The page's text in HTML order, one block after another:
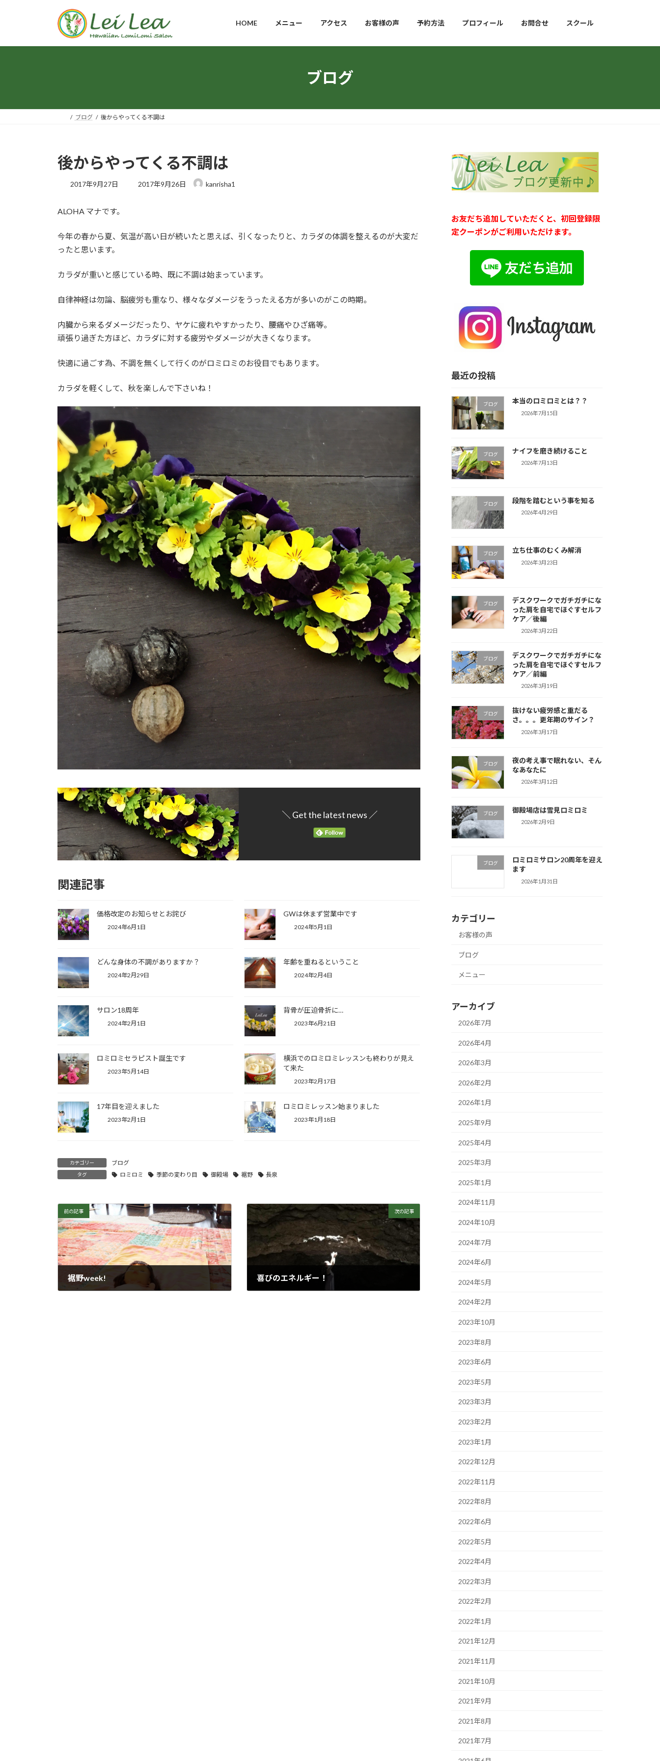
プ
動
HOME メニュー アクセス お客様の声 予約方法 プロフィール お問合せ スクール
ブログ
ブログ 後からやってくる不調は
後からやってくる不調は
2017年9月27日
最
時
:
2017年9月26日 kanrisha1
ALOHA マナです。
今年の春から夏、気温が高い日が続いたと思えば、引くなったりと、カラダの体調を整えるのが大変だ
ったと思います。
カラダが重いと感じている時、既に不調は始まっています。
自律神経は勿論、脳疲労も重なり、様々なダメージをうったえる方が多いのがこの時期。
内臓から来るダメージだったり、ヤケに疲れやすかったり、腰痛やひざ痛等。
頑張り過ぎた方ほど、カラダに対する疲労やダメージが大きくなります。
快適に過ごす為、不調を無くして行くのがロミロミのお役目でもあります。
カラダを軽くして、秋を楽しんで下さいね！
＼ Get the latest news ／
関連記事
価格改定のお知らせとお詫び
2024年6月1日
GWは休まず営業中です
2024年5月1日
どんな身体の不調がありますか？
2024年2月29日
年齢を重ねるということ
2024年2月4日
サロン18周年
2024年2月1日
背骨が圧迫骨折に…
2023年6月21日
ロミロミセラピスト誕生です
2023年5月14日
横浜でのロミロミレッスンも終わりが見え
て来た
2023年2月17日
17年目を迎えました
2023年2月1日
ロミロミレッスン始まりました
2023年1月18日
カテゴリー ブログ
タグ ロミロミ 季節の変わり目 御殿場 裾野 長泉
前の記事
裾野week!
次の記事
喜びのエネルギー！
お友だち追加していただくと、初回登録限
定クーポンがご利用いただけます。
最近の投稿
ブログ 本当のロミロミとは？？
2026年7月15日
ブログ ナイフを磨き続けること
2026年7月13日
ブログ 段階を踏むという事を知る
2026年4月29日
ブログ 立ち仕事のむくみ解消
2026年3月23日
ブログ
デスクワークでガチガチにな
った肩を自宅でほぐすセルフ
ケア／後編
2026年3月22日
ブログ
デスクワークでガチガチにな
った肩を自宅でほぐすセルフ
ケア／前編
2026年3月19日
ブログ
抜けない疲労感と重だる
さ。。。更年期のサイン？
2026年3月17日
ブログ
夜の考え事で眠れない、そん
なあなたに
2026年3月12日
ブログ 御殿場店は雪見ロミロミ
2026年2月9日
ブログ
ロミロミサロン20周年を迎え
ます
2026年1月31日
カテゴリー
お客様の声
ブログ
メニュー
アーカイブ
2026年7月
2026年4月
2026年3月
2026年2月
2026年1月
2025年9月
2025年4月
2025年3月
2025年1月
2024年11月
2024年10月
2024年7月
2024年6月
2024年5月
2024年2月
2023年10月
2023年8月
2023年6月
2023年5月
2023年3月
2023年2月
2023年1月
2022年12月
2022年11月
2022年8月
2022年6月
2022年5月
2022年4月
2022年3月
2022年2月
2022年1月
2021年12月
2021年11月
2021年10月
2021年9月
2021年8月
2021年7月